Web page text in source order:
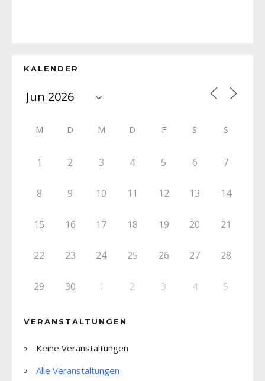
KALENDER
M D M D F S S
1 2 3 4 5 6 7
8 9 10 11 12 13 14
15 16 17 18 19 20 21
22 23 24 25 26 27 28
29 30 1 2 3 4 5
VERANSTALTUNGEN
Keine Veranstaltungen
Alle Veranstaltungen